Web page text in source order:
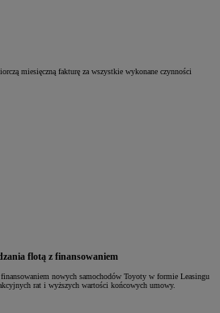
miesięczną fakturę za wszystkie wykonane czynności
flotą z finansowaniem
finansowaniem nowych samochodów Toyoty w formie Leasingu
rat i wyższych wartości końcowych umowy.